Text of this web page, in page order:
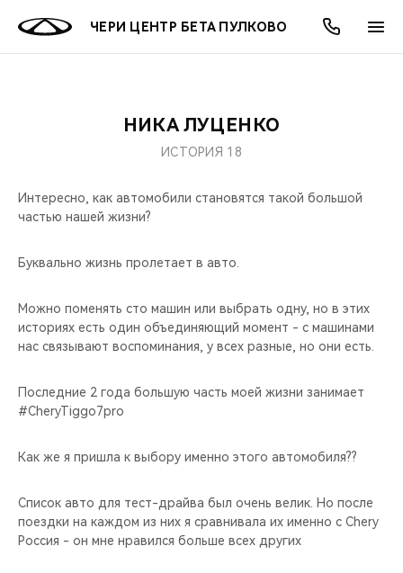
ЧЕРИ ЦЕНТР БЕТА ПУЛКОВО
МОДЕЛИ
НОВИНКИ
ПОКУПАТЕЛЯМ
КРЕДИТ И СТРАХОВАНИЕ
ВЛАДЕЛЬЦАМ
ЗАПЧАСТИ И АКСЕССУАРЫ
ПОДДЕРЖКА
CHERY CONNECT
МИР CHERY
О БРЕНДЕ
CHERY В СОЦСЕТЯХ
ЛЮДИ CHERY
CHERY REMOTE
CHERY И СПОРТ
НАШИ МЕРОПРИЯТИЯ
ВИДЕООБЗОРЫ
АКЦИИ
ОНЛАЙН СЕРВИСЫ
КРЕДИТ
О КОМПАНИИ
МЫ В СОЦСЕТЯХ
НИКА ЛУЦЕНКО
ИСТОРИЯ 18
Интересно, как автомобили становятся такой большой
частью нашей жизни?
Буквально жизнь пролетает в авто.
Можно поменять сто машин или выбрать одну, но в этих
историях есть один объединяющий момент - с машинами
нас связывают воспоминания, у всех разные, но они есть.
Последние 2 года большую часть моей жизни занимает
#CheryTiggo7pro
Как же я пришла к выбору именно этого автомобиля??
Список авто для тест-драйва был очень велик. Но после
поездки на каждом из них я сравнивала их именно с Chery
Россия - он мне нравился больше всех других